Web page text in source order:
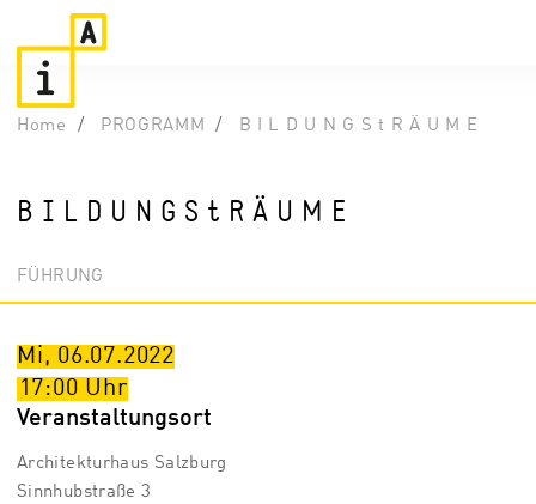
Home PROGRAMM B I L D U N G S t R Ä U M E
B I L D U N G S t R Ä U M E
FÜHRUNG
Mi, 06.07.2022
17:00 Uhr
Veranstaltungsort
Architekturhaus Salzburg
Sinnhubstraße 3